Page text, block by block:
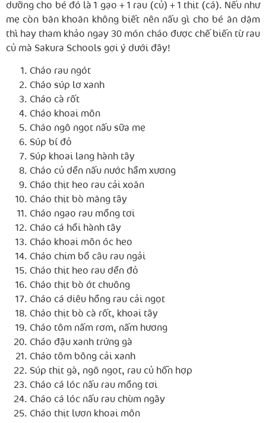
dưỡng cho bé đó là 1 gạo + 1 rau (củ) + 1 thịt (cá). Nếu như
mẹ còn băn khoăn không biết nên nấu gì cho bé ăn dặm
thì hay tham khảo ngay 30 món cháo được chế biến từ rau
củ mà Sakura Schools gợi ý dưới đây!
Cháo rau ngót
Cháo súp lơ xanh
Cháo cà rốt
Cháo khoai môn
Cháo ngô ngọt nấu sữa mẹ
Súp bí đỏ
Súp khoai lang hành tây
Cháo củ dền nấu nước hầm xương
Cháo thịt heo rau cải xoăn
Cháo thịt bò măng tây
Cháo ngao rau mồng tơi
Cháo cá hồi hành tây
Cháo khoai môn óc heo
Cháo chim bồ câu rau ngải
Cháo thịt heo rau dền đỏ
Cháo thịt bò ớt chuông
Cháo cá diêu hồng rau cải ngọt
Cháo thịt bò cà rốt, khoai tây
Cháo tôm nấm rơm, nấm hương
Cháo đậu xanh trứng gà
Cháo tôm bông cải xanh
Súp thịt gà, ngô ngọt, rau củ hỗn hợp
Cháo cá lóc nấu rau mồng tơi
Cháo cá lóc nấu rau chùm ngây
Cháo thịt lươn khoai môn